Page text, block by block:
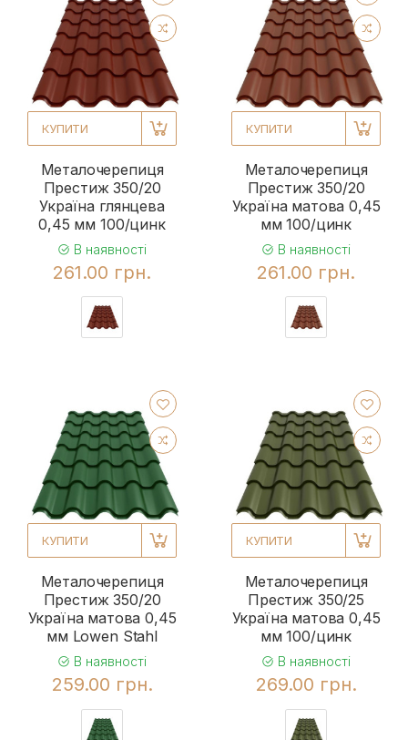
КУПИТИ
Металочерепиця
Престиж 350/20
Україна глянцева
0,45 мм 100/цинк
В наявності
261.00 грн.
КУПИТИ
Металочерепиця
Престиж 350/20
Україна матова 0,45
мм 100/цинк
В наявності
261.00 грн.
КУПИТИ
Металочерепиця
Престиж 350/20
Україна матова 0,45
мм Lowen Stahl
В наявності
259.00 грн.
КУПИТИ
Металочерепиця
Престиж 350/25
Україна матова 0,45
мм 100/цинк
В наявності
269.00 грн.